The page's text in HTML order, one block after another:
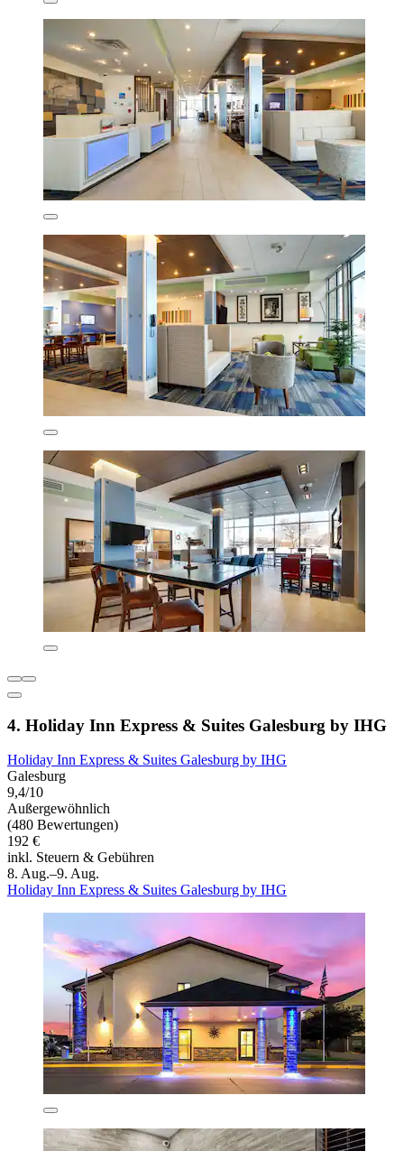
4. Holiday Inn Express & Suites Galesburg by IHG
Holiday Inn Express & Suites Galesburg by IHG
Galesburg
9,4/10
Außergewöhnlich
(480 Bewertungen)
192 €
inkl. Steuern & Gebühren
8. Aug.–9. Aug.
Holiday Inn Express & Suites Galesburg by IHG